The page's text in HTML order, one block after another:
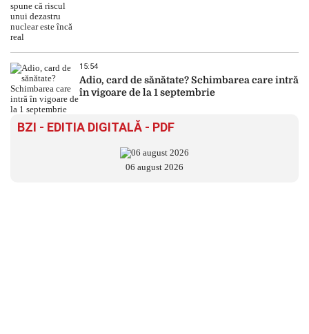
15:54
Adio, card de sănătate? Schimbarea care intră
în vigoare de la 1 septembrie
BZI - EDITIA DIGITALĂ - PDF
06 august 2026